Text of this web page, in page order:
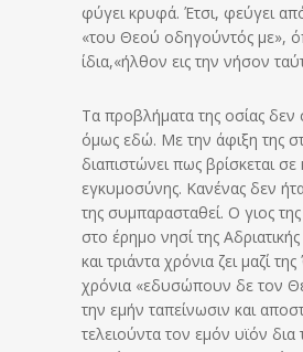
φύγει κρυφά. Έτσι, φεύγει
«του Θεού οδηγούντός με»,
ίδια,«ήλθον εις την νήσον
Τα προβλήματα της οσίας δεν
όμως εδώ. Με την άφιξη της
διαπιστώνει πως βρίσκεται
εγκυμοσύνης. Κανένας δεν
της συμπαρασταθεί. Ο γιος
στο έρημο νησί της
και τριάντα χρόνια ζει μαζί
χρόνια «εδυσώπουν δε τον
την εμήν ταπείνωσιν και
τελειούντα τον εμόν υϊόν δια